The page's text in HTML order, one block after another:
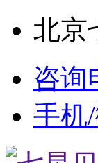
北京
咨询
手机